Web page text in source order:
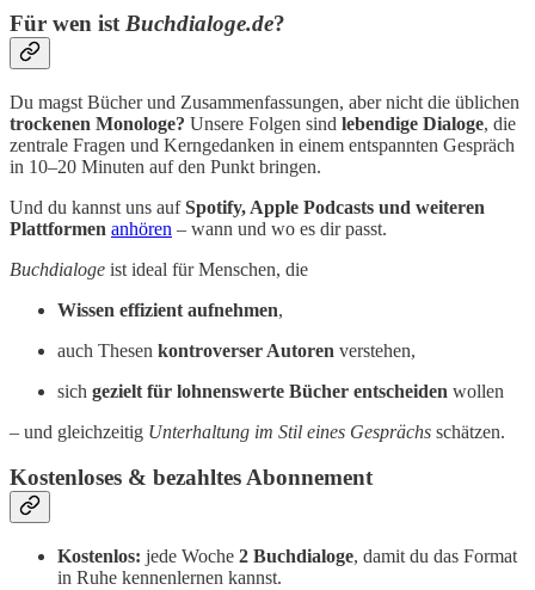
Für wen ist Buchdialoge.de?
Du magst Bücher und Zusammenfassungen, aber nicht die üblichen
trockenen Monologe? Unsere Folgen sind lebendige Dialoge, die
zentrale Fragen und Kerngedanken in einem entspannten Gespräch
in 10–20 Minuten auf den Punkt bringen.
Und du kannst uns aufSpotify, Apple Podcasts und weiteren
Plattformen anhören – wann und wo es dir passt.
Buchdialoge ist ideal für Menschen, die
Wissen effizient aufnehmen,
auch Thesen kontroverser Autoren verstehen,
sich gezielt für lohnenswerte Bücher entscheiden wollen
– und gleichzeitig Unterhaltung im Stil eines Gesprächs schätzen.
Kostenloses & bezahltes Abonnement
Kostenlos: jede Woche 2 Buchdialoge, damit du das Format
in Ruhe kennenlernen kannst.